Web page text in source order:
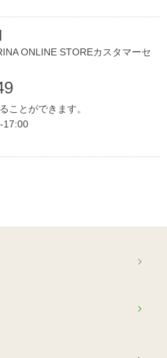
ONLINE STOREカスタマーセ
ことができます。
17:00